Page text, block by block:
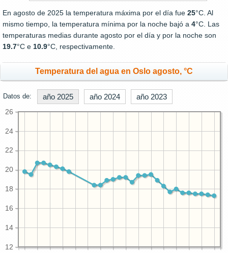
En agosto de 2025 la temperatura máxima por el día fue 25°C. Al
mismo tiempo, la temperatura mínima por la noche bajó a 4°C. Las
temperaturas medias durante agosto por el día y por la noche son
19.7°C e 10.9°C, respectivamente.
Temperatura del agua en Oslo agosto, °C
Datos de: año 2025 año 2024 año 2023
12
14
16
18
20
22
24
26